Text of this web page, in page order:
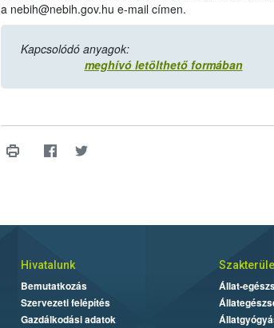
a nebih@nebih.gov.hu e-mail címen.
Kapcsolódó anyagok:
meghívó letölthető formában
Hivatalunk
Bemutatkozás
Szervezeti felépítés
Gazdálkodási adatok
Állat-